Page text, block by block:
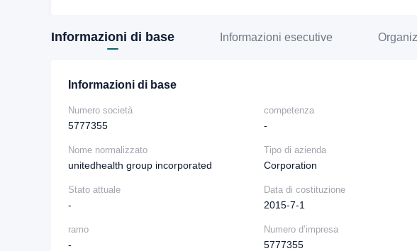
Informazioni di base Informazioni esecutive
Informazioni di base
Numero società
5777355
competenza
-
Nome normalizzato
unitedhealth group incorporated
Tipo di azienda
Corporation
Stato attuale
-
Data di costituzione
2015-7-1
ramo
-
Numero d’impresa
5777355